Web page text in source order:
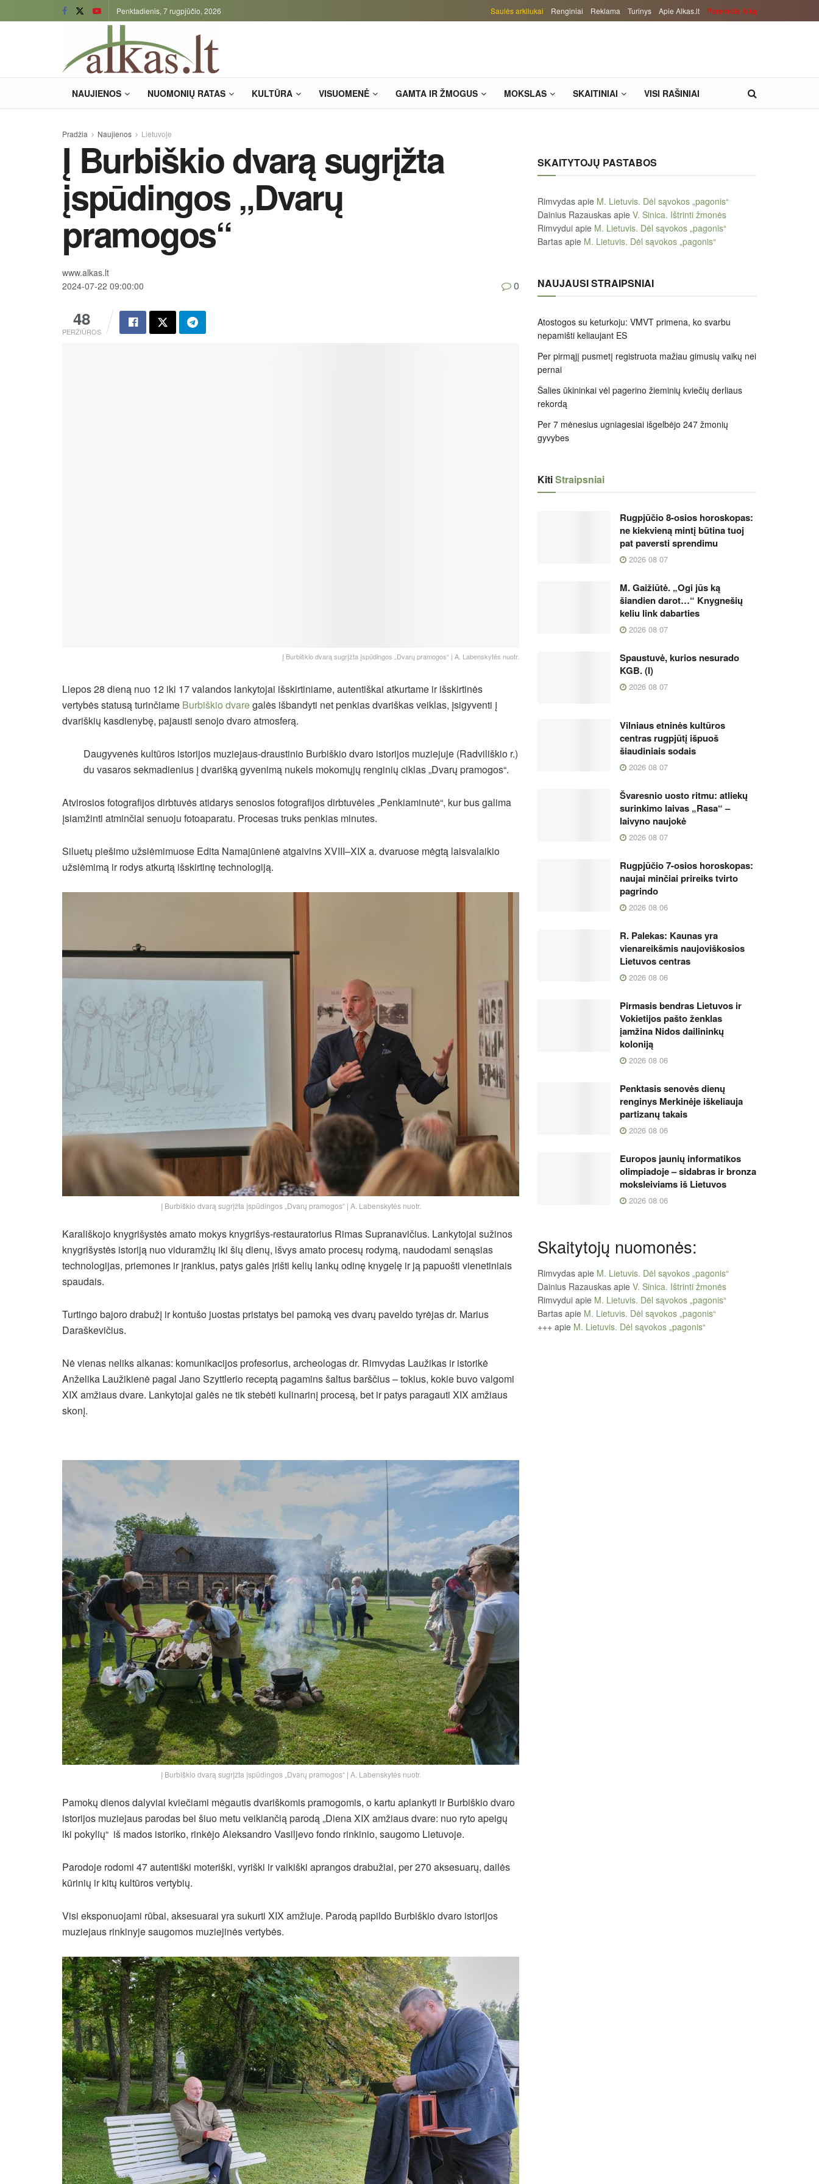
Penktadienis, 7 rugpjūčio, 2026 Saulės arkliukai Renginiai Reklama Turinys Apie Alkas.lt Paremkite Alką
NAUJIENOS NUOMONIŲ RATAS KULTŪRA VISUOMENĖ GAMTA IR ŽMOGUS MOKSLAS SKAITINIAI VISI RAŠINIAI
Pradžia Naujienos Lietuvoje
Į Burbiškio dvarą sugrįžta
įspūdingos „Dvarų
pramogos“
www.alkas.lt
2024-07-22 09:00:00
48
PERŽIŪROS
0
Į Burbiškio dvarą sugrįžta įspūdingos „Dvarų pramogos“ | A. Labenskytės nuotr.
Liepos 28 dieną nuo 12 iki 17 valandos lankytojai išskirtiniame, autentiškai atkurtame ir išskirtinės
vertybės statusą turinčiame Burbiškio dvaregalės išbandyti net penkias dvariškas veiklas, įsigyventi į
dvariškių kasdienybę, pajausti senojo dvaro atmosferą.
Daugyvenės kultūros istorijos muziejaus-draustinio Burbiškio dvaro istorijos muziejuje (Radviliškio r.)
du vasaros sekmadienius į dvarišką gyvenimą nukels mokomųjų renginių ciklas „Dvarų pramogos“.
Atvirosios fotografijos dirbtuvės atidarys senosios fotografijos dirbtuvėles „Penkiaminutė“, kur bus galima
įsiamžinti atminčiai senuoju fotoaparatu. Procesas truks penkias minutes.
Siluetų piešimo užsiėmimuose Edita Namajūnienė atgaivins XVIII–XIX a. dvaruose mėgtą laisvalaikio
užsiėmimą ir rodys atkurtą išskirtinę technologiją.
Į Burbiškio dvarą sugrįžta įspūdingos „Dvarų pramogos“ | A. Labenskytės nuotr.
Karališkojo knygrišystės amato mokys knygrišys-restauratorius Rimas Supranavičius. Lankytojai sužinos
knygrišystės istoriją nuo viduramžių iki šių dienų, išvys amato procesų rodymą, naudodami senąsias
technologijas, priemones ir įrankius, patys galės įrišti kelių lankų odinę knygelę ir ją papuošti vienetiniais
spaudais.
Turtingo bajoro drabužį ir kontušo juostas pristatys bei pamoką ves dvarų paveldo tyrėjas dr. Marius
Daraškevičius.
Nė vienas neliks alkanas: komunikacijos profesorius, archeologas dr. Rimvydas Laužikas ir istorikė
Anželika Laužikienė pagal Jano Szyttlerio receptą pagamins šaltus barščius – tokius, kokie buvo valgomi
XIX amžiaus dvare. Lankytojai galės ne tik stebėti kulinarinį procesą, bet ir patys paragauti XIX amžiaus
skonį.
Į Burbiškio dvarą sugrįžta įspūdingos „Dvarų pramogos“ | A. Labenskytės nuotr.
Pamokų dienos dalyviai kviečiami mėgautis dvariškomis pramogomis, o kartu aplankyti ir Burbiškio dvaro
istorijos muziejaus parodas bei šiuo metu veikiančią parodą „Diena XIX amžiaus dvare: nuo ryto apeigų
iki pokylių“ iš mados istoriko, rinkėjo Aleksandro Vasiljevo fondo rinkinio, saugomo Lietuvoje.
Parodoje rodomi 47 autentiški moteriški, vyriški ir vaikiški aprangos drabužiai, per 270 aksesuarų, dailės
kūrinių ir kitų kultūros vertybių.
Visi eksponuojami rūbai, aksesuarai yra sukurti XIX amžiuje. Parodą papildo Burbiškio dvaro istorijos
muziejaus rinkinyje saugomos muziejinės vertybės.
SKAITYTOJŲ PASTABOS
Rimvydas apie M. Lietuvis. Dėl sąvokos „pagonis“
Dainius Razauskas apie V. Sinica. Ištrinti žmonės
Rimvydui apie M. Lietuvis. Dėl sąvokos „pagonis“
Bartas apie M. Lietuvis. Dėl sąvokos „pagonis“
NAUJAUSI STRAIPSNIAI
Atostogos su keturkoju: VMVT primena, ko svarbu
nepamišti keliaujant ES
Per pirmąjį pusmetį registruota mažiau gimusių vaikų nei
pernai
Šalies ūkininkai vėl pagerino žieminių kviečių derliaus
rekordą
Per 7 mėnesius ugniagesiai išgelbėjo 247 žmonių
gyvybes
KitiStraipsniai
Rugpjūčio 8-osios horoskopas:
ne kiekvieną mintį būtina tuoj
pat paversti sprendimu
2026 08 07
M. Gaižiūtė. „Ogi jūs ką
šiandien darot…“ Knygnešių
keliu link dabarties
2026 08 07
Spaustuvė, kurios nesurado
KGB. (I)
2026 08 07
Vilniaus etninės kultūros
centras rugpjūtį išpuoš
šiaudiniais sodais
2026 08 07
Švaresnio uosto ritmu: atliekų
surinkimo laivas „Rasa“ –
laivyno naujokė
2026 08 07
Rugpjūčio 7-osios horoskopas:
naujai minčiai prireiks tvirto
pagrindo
2026 08 06
R. Palekas: Kaunas yra
vienareikšmis naujoviškosios
Lietuvos centras
2026 08 06
Pirmasis bendras Lietuvos ir
Vokietijos pašto ženklas
įamžina Nidos dailininkų
koloniją
2026 08 06
Penktasis senovės dienų
renginys Merkinėje iškeliauja
partizanų takais
2026 08 06
Europos jaunių informatikos
olimpiadoje – sidabras ir bronza
moksleiviams iš Lietuvos
2026 08 06
Skaitytojų nuomonės:
Rimvydas apie M. Lietuvis. Dėl sąvokos „pagonis“
Dainius Razauskas apie V. Sinica. Ištrinti žmonės
Rimvydui apie M. Lietuvis. Dėl sąvokos „pagonis“
Bartas apie M. Lietuvis. Dėl sąvokos „pagonis“
+++ apie M. Lietuvis. Dėl sąvokos „pagonis“